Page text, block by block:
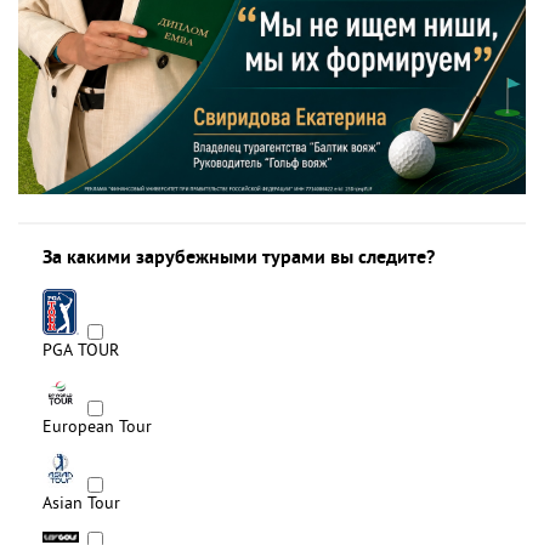
За какими зарубежными турами вы следите?
PGA TOUR
European Tour
Asian Tour